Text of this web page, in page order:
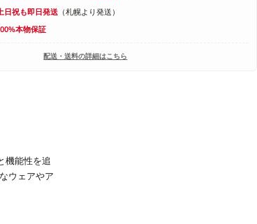
日祝も即日発送（札幌より発送）
本物保証
配送・送料の詳細はこちら
機能性を追
ウェアやア